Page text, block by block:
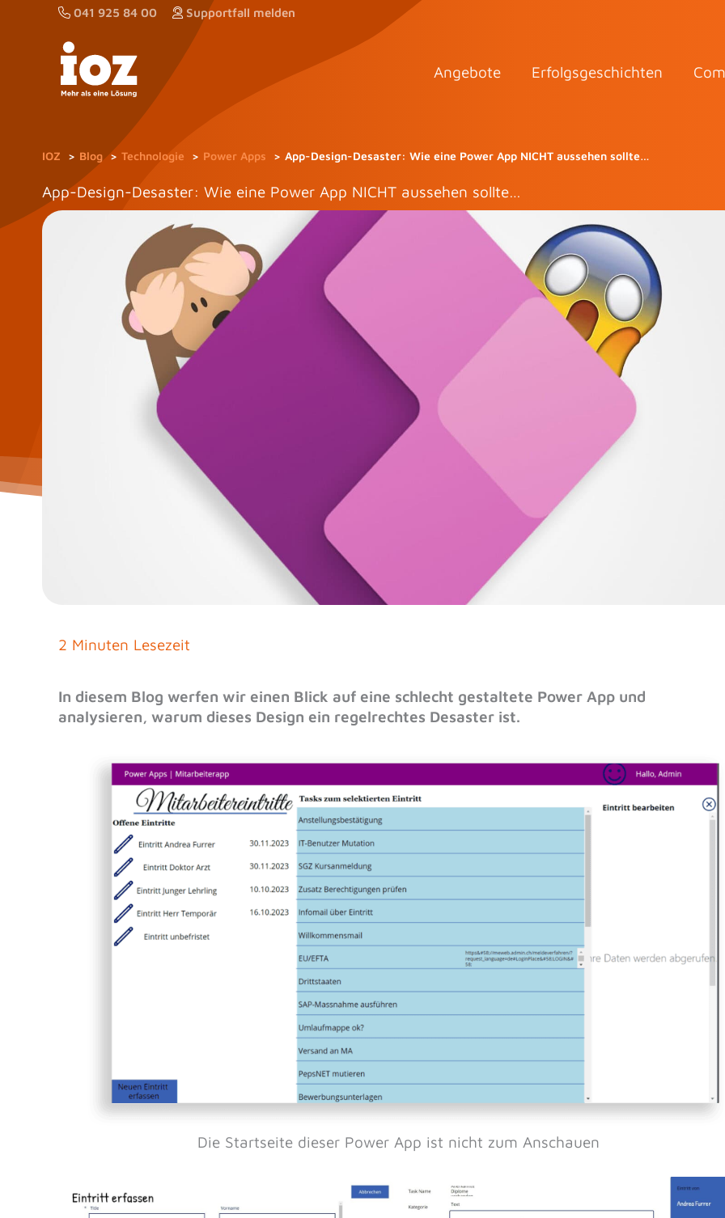
041 925 84 00 Supportfall melden
Angebote Erfolgsgeschichten
IOZ Blog Technologie Power Apps App-Design-Desaster: Wie eine Power App NICHT aussehen sollte…
App-Design-Desaster: Wie eine Power App NICHT aussehen sollte…
2 Minuten Lesezeit
In diesem Blog werfen wir einen Blick auf eine schlecht gestaltete Power App und
analysieren, warum dieses Design ein regelrechtes Desaster ist.
Die Startseite dieser Power App ist nicht zum Anschauen